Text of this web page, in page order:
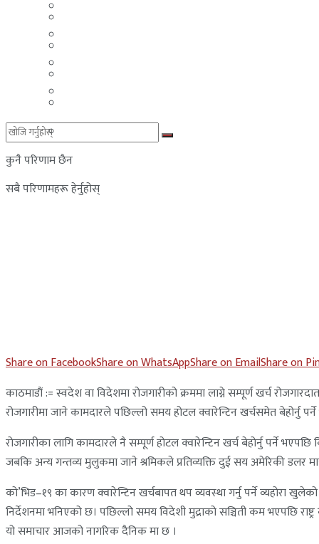
कुनै परिणाम छैन
सबै परिणामहरू हेर्नुहोस्
Share on FacebookShare on WhatsAppShare on EmailShare on
काठमाडौं := स्वदेश वा विदेशमा रोजगारीको क्रममा लाग्ने सम्पूर्ण खर्च
रोजगारीमा जाने कामदारले पछिल्लो समय होटल क्वारेन्टिन खर्चसमेत बेहोर्नु
रोजगारीका लागि कामदारले नै सम्पूर्ण होटल क्वारेन्टिन खर्च बेहोर्नु पर्ने
जबकि अन्य गन्तव्य मुलुकमा जाने श्रमिकले प्रतिव्यक्ति दुई सय अमेरिकी डलर
को’भिड–१९ का कारण क्वारेन्टिन खर्चबापत थप व्यवस्था गर्नु पर्ने व्यहोरा
निर्देशनमा भनिएको छ। पछिल्लो समय विदेशी मुद्राको सञ्चिती कम भएपछि
यो समाचार आजको नागरिक दैनिक मा छ ।